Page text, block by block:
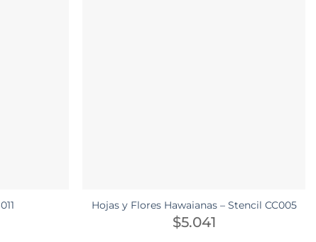
Hojas y Flores Hawaianas – Stencil CC005
$5.041